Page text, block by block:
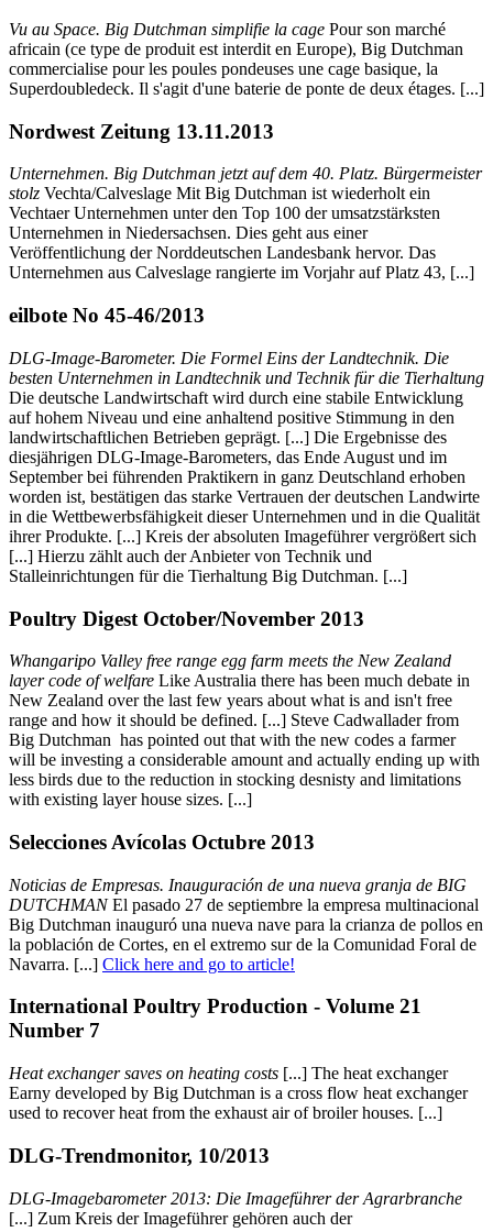
Vu au Space. Big Dutchman simplifie la cage Pour son marché
africain (ce type de produit est interdit en Europe), Big Dutchman
commercialise pour les poules pondeuses une cage basique, la
Superdoubledeck. Il s'agit d'une baterie de ponte de deux étages. [...]
Nordwest Zeitung 13.11.2013
Unternehmen. Big Dutchman jetzt auf dem 40. Platz. Bürgermeister
stolz Vechta/Calveslage Mit Big Dutchman ist wiederholt ein
Vechtaer Unternehmen unter den Top 100 der umsatzstärksten
Unternehmen in Niedersachsen. Dies geht aus einer
Veröffentlichung der Norddeutschen Landesbank hervor. Das
Unternehmen aus Calveslage rangierte im Vorjahr auf Platz 43, [...]
eilbote No 45-46/2013
DLG-Image-Barometer. Die Formel Eins der Landtechnik. Die
besten Unternehmen in Landtechnik und Technik für die Tierhaltung
Die deutsche Landwirtschaft wird durch eine stabile Entwicklung
auf hohem Niveau und eine anhaltend positive Stimmung in den
landwirtschaftlichen Betrieben geprägt. [...] Die Ergebnisse des
diesjährigen DLG-Image-Barometers, das Ende August und im
September bei führenden Praktikern in ganz Deutschland erhoben
worden ist, bestätigen das starke Vertrauen der deutschen Landwirte
in die Wettbewerbsfähigkeit dieser Unternehmen und in die Qualität
ihrer Produkte. [...] Kreis der absoluten Imageführer vergrößert sich
[...] Hierzu zählt auch der Anbieter von Technik und
Stalleinrichtungen für die Tierhaltung Big Dutchman. [...]
Poultry Digest October/November 2013
Whangaripo Valley free range egg farm meets the New Zealand
layer code of welfare Like Australia there has been much debate in
New Zealand over the last few years about what is and isn't free
range and how it should be defined. [...] Steve Cadwallader from
Big Dutchman has pointed out that with the new codes a farmer
will be investing a considerable amount and actually ending up with
less birds due to the reduction in stocking desnisty and limitations
with existing layer house sizes. [...]
Selecciones Avícolas Octubre 2013
Noticias de Empresas. Inauguración de una nueva granja de BIG
DUTCHMANEl pasado 27 de septiembre la empresa multinacional
Big Dutchman inauguró una nueva nave para la crianza de pollos en
la población de Cortes, en el extremo sur de la Comunidad Foral de
Navarra. [...] Click here and go to article!
International Poultry Production - Volume 21
Number 7
Heat exchanger saves on heating costs [...] The heat exchanger
Earny developed by Big Dutchman is a cross flow heat exchanger
used to recover heat from the exhaust air of broiler houses. [...]
DLG-Trendmonitor, 10/2013
DLG-Imagebarometer 2013: Die Imageführer der Agrarbranche
[...] Zum Kreis der Imageführer gehören auch der